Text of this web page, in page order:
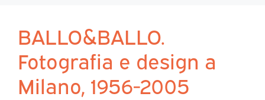
BALLO&BALLO.
Fotografia e design a
Milano, 1956-2005